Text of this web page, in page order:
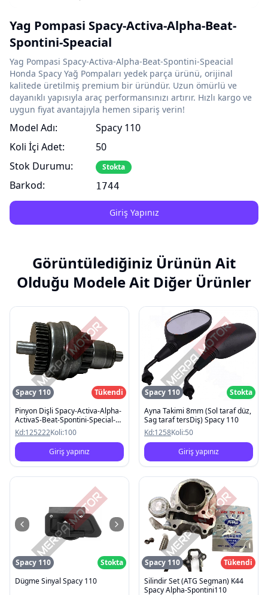
Yag Pompasi Spacy-Activa-Alpha-Beat-
Spontini-Speacial
Yag Pompasi Spacy-Activa-Alpha-Beat-Spontini-Speacial
Honda Spacy Yağ Pompaları yedek parça ürünü, orijinal
kalitede üretilmiş premium bir üründür. Uzun ömürlü ve
dayanıklı yapısıyla araç performansınızı artırır. Hızlı kargo ve
uygun fiyat avantajıyla hemen sipariş verin!
Model Adı:
Koli İçi Adet:
Stok Durumu:
Barkod:
Spacy 110
50
Stokta
1744
Giriş Yapınız
Görüntülediğiniz Ürünün Ait
Olduğu Modele Ait Diğer Ürünler
Spacy 110
Tükendi
Pinyon Dişli Spacy-Activa-Alpha-
ActivaS-Beat-Spontini-Special-
Pleasure
Kd:125222Koli:100
Giriş yapınız
Spacy 110
Stokta
Ayna Takimi 8mm (Sol taraf düz,
Sag taraf tersDiş) Spacy 110
Kd:1258Koli:50
Giriş yapınız
Spacy 110
Stokta
Dügme Sinyal Spacy 110
Spacy 110
Tükendi
Silindir Set (ATG Segman) K44
Spacy Alpha-Spontini110